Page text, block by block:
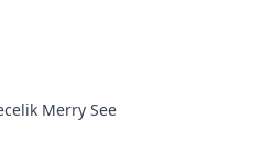
Merry See